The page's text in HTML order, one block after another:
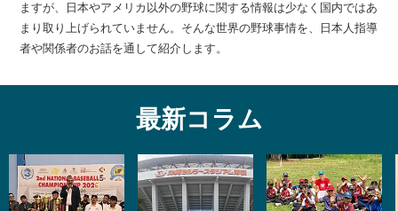
ますが、日本やアメリカ以外の野球に関する情報は少なく国内ではあ
まり取り上げられていません。そんな世界の野球事情を、日本人指導
者や関係者のお話を通して紹介します。
最新コラム